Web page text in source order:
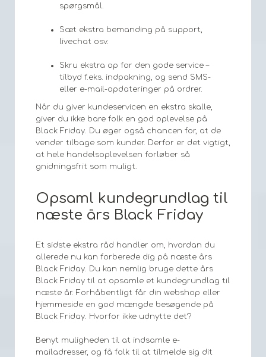
spørgsmål.
Sæt ekstra bemanding på support,
livechat osv.
Skru ekstra op for den gode service –
tilbyd f.eks. indpakning, og send SMS-
eller e-mail-opdateringer på ordrer.
Når du giver kundeservicen en ekstra skalle,
giver du ikke bare folk en god oplevelse på
Black Friday. Du øger også chancen for, at de
vender tilbage som kunder. Derfor er det vigtigt,
at hele handelsoplevelsen forløber så
gnidningsfrit som muligt.
Opsaml kundegrundlag til
næste års Black Friday
Et sidste ekstra råd handler om, hvordan du
allerede nu kan forberede dig på næste års
Black Friday. Du kan nemlig bruge dette års
Black Friday til at opsamle et kundegrundlag til
næste år. Forhåbentligt får din webshop eller
hjemmeside en god mængde besøgende på
Black Friday. Hvorfor ikke udnytte det?
Benyt muligheden til at indsamle e-
mailadresser, og få folk til at tilmelde sig dit